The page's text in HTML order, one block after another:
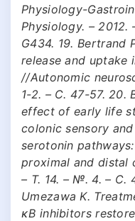
Physiology-
Physiology. –
G434. 19. Bertrand
release and uptake
//Autonomic
1-2. – С. 47-57. 20.
effect of early life
colonic sensory
serotonin
proximal and distal
– Т. 14. – №. 4. – С.
Umezawa K.
κB inhibitors